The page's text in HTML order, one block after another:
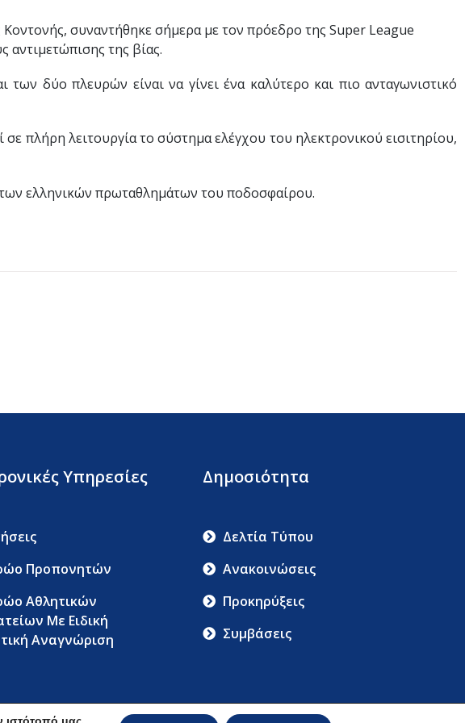
συναντήθηκε σήμερα με τον πρόεδρο της Super League
της βίας.
δύο πλευρών είναι να γίνει ένα καλύτερο και πιο ανταγωνιστικό
πλήρη λειτουργία το σύστημα ελέγχου του ηλεκτρονικού εισιτηρίου,
ελληνικών πρωταθλημάτων του ποδοσφαίρου.
Υπηρεσίες
Προπονητών
Αθλητικών
Με Ειδική
Αναγνώριση
Δημοσιότητα
Δελτία Τύπου
Ανακοινώσεις
Προκηρύξεις
Συμβάσεις